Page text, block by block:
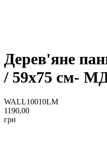
Дерев'яне
/ 59x75 см-
WALL10010LM
1190,00
грн